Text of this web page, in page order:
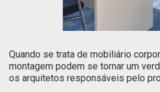
Quando se trata de mobiliário
montagem podem se tornar um
os arquitetos responsáveis pelo